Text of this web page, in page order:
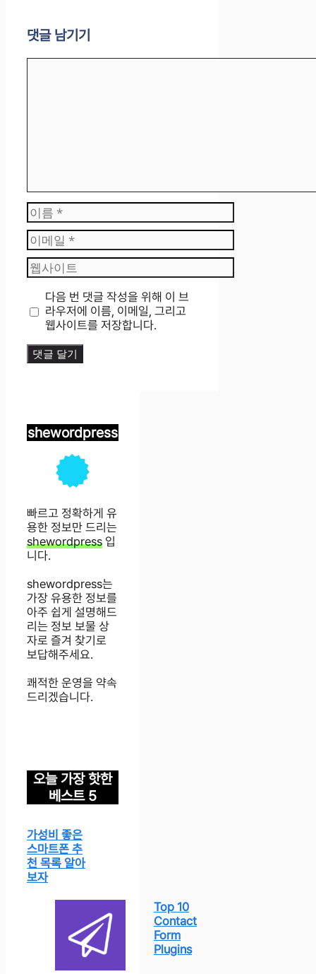
댓글 남기기
이
름
이
메
일
웹
사
트
다음 번 댓글 작성을 위해 이 브
라우저에 이름, 이메일, 그리고
웹사이트를 저장합니다.
shewordpress
빠르고 정확하게 유
용한 정보만 드리는
shewordpress 입
니다.
shewordpress는
가장 유용한 정보를
아주 쉽게 설명해드
리는 정보 보물 상
자로 즐겨 찾기로
보답해주세요.
쾌적한 운영을 약속
드리겠습니다.
오늘 가장 핫한
베스트 5
가성비 좋은
스마트폰 추
천 목록 알아
보자
Top 10
Contact
Form
Plugins